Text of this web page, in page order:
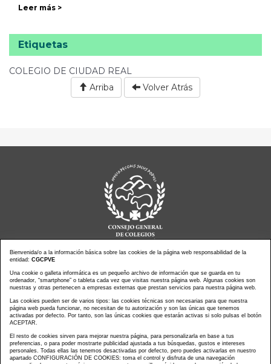
Leer más >
Etiquetas
COLEGIO DE CIUDAD REAL
Arriba
Volver Atrás
Noticias actualidad
Agenda de Actos
Revistas
PressClip
Multimedias
Contacto
Aviso Legal
Política Privacidad
Política Cookies
Bienvenida/o a la información básica sobre las cookies de la página web responsabilidad de la
entidad: CGCPVE
Una cookie o galleta informática es un pequeño archivo de información que se guarda en tu
ordenador, “smartphone” o tableta cada vez que visitas nuestra página web. Algunas cookies son
nuestras y otras pertenecen a empresas externas que prestan servicios para nuestra página web.
Las cookies pueden ser de varios tipos: las cookies técnicas son necesarias para que nuestra
página web pueda funcionar, no necesitan de tu autorización y son las únicas que tenemos
activadas por defecto. Por tanto, son las únicas cookies que estarán activas si solo pulsas el botón
ACEPTAR.
El resto de cookies sirven para mejorar nuestra página, para personalizarla en base a tus
preferencias, o para poder mostrarte publicidad ajustada a tus búsquedas, gustos e intereses
personales. Todas ellas las tenemos desactivadas por defecto, pero puedes activarlas en nuestro
apartado CONFIGURACIÓN DE COOKIES: toma el control y disfruta de una navegación